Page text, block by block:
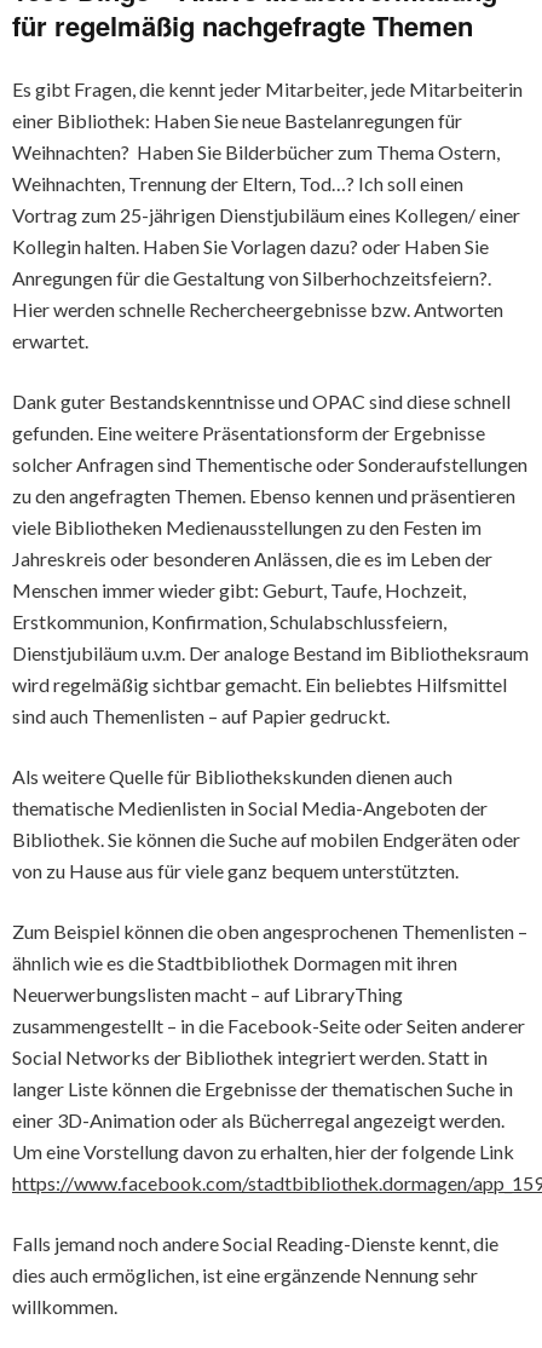
für regelmäßig nachgefragte Themen
Es gibt Fragen, die kennt jeder Mitarbeiter, jede Mitarbeiterin
einer Bibliothek: Haben Sie neue Bastelanregungen für
Weihnachten? Haben Sie Bilderbücher zum Thema Ostern,
Weihnachten, Trennung der Eltern, Tod…? Ich soll einen
Vortrag zum 25-jährigen Dienstjubiläum eines Kollegen/ einer
Kollegin halten. Haben Sie Vorlagen dazu? oder Haben Sie
Anregungen für die Gestaltung von Silberhochzeitsfeiern?.
Hier werden schnelle Rechercheergebnisse bzw. Antworten
erwartet.
Dank guter Bestandskenntnisse und OPAC sind diese schnell
gefunden. Eine weitere Präsentationsform der Ergebnisse
solcher Anfragen sind Thementische oder Sonderaufstellungen
zu den angefragten Themen. Ebenso kennen und präsentieren
viele Bibliotheken Medienausstellungen zu den Festen im
Jahreskreis oder besonderen Anlässen, die es im Leben der
Menschen immer wieder gibt: Geburt, Taufe, Hochzeit,
Erstkommunion, Konfirmation, Schulabschlussfeiern,
Dienstjubiläum u.v.m. Der analoge Bestand im Bibliotheksraum
wird regelmäßig sichtbar gemacht. Ein beliebtes Hilfsmittel
sind auch Themenlisten – auf Papier gedruckt.
Als weitere Quelle für Bibliothekskunden dienen auch
thematische Medienlisten in Social Media-Angeboten der
Bibliothek. Sie können die Suche auf mobilen Endgeräten oder
von zu Hause aus für viele ganz bequem unterstützten.
Zum Beispiel können die oben angesprochenen Themenlisten –
ähnlich wie es die Stadtbibliothek Dormagen mit ihren
Neuerwerbungslisten macht – auf LibraryThing
zusammengestellt – in die Facebook-Seite oder Seiten anderer
Social Networks der Bibliothek integriert werden. Statt in
langer Liste können die Ergebnisse der thematischen Suche in
einer 3D-Animation oder als Bücherregal angezeigt werden.
Um eine Vorstellung davon zu erhalten, hier der folgende Link
https://www.facebook.com/stadtbibliothek.dormagen/
Falls jemand noch andere Social Reading-Dienste kennt, die
dies auch ermöglichen, ist eine ergänzende Nennung sehr
willkommen.